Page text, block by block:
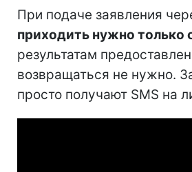
При подаче заявления
приходить нужно только
результатам
возвращаться не нужно.
просто получают SMS на